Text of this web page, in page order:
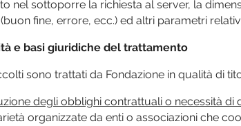
nel sottoporre la richiesta al server, la
fine, errore, ecc.) ed altri parametri
e basi giuridiche del trattamento
sono trattati da Fondazione in qualità di
degli obblighi contrattuali o necessità di
organizzate da enti o associazioni che